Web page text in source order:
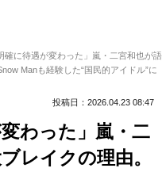
確に待遇が変わった」嵐・二宮和也が語
Manも経験した“国民的アイドル”に
投稿日：2026.04.23 08:47
変わった」嵐・二
レイクの理由。